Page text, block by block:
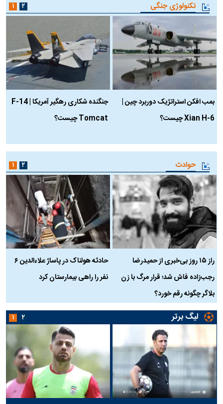
تکنولوژی جنگی
بمب افکن استراتژیک دوربرد چین |
Xian H-6 چیست؟
جنگنده شکاری رهگیر آمریکا | F-14
Tomcat چیست؟
۱ ۲
حوادث
راز ۱۵ روز بی‌خبری از حمیدرضا
رجب‌زاده فاش شد؛ قرار مرگ با زن
بلاگر چگونه رقم خورد؟
حادثه هولناک در پاساژ علاءالدین ۶
نفر را راهی بیمارستان کرد
۱ ۲
لیگ برتر ۱ ۲